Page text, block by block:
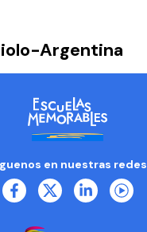
Argentina
en nuestras redes